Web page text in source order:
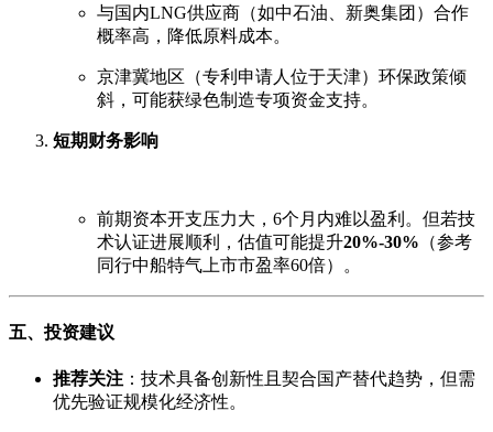
与国内LNG供应商（如中石油、新奥集团）合作
概率高，降低原料成本。
京津冀地区（专利申请人位于天津）环保政策倾
斜，可能获绿色制造专项资金支持。
短期财务影响
前期资本开支压力大，6个月内难以盈利。但若技
术认证进展顺利，估值可能提升20%-30% （参考
同行中船特气上市市盈率60倍）。
五、投资建议
推荐关注 ：技术具备创新性且契合国产替代趋势，但需
优先验证规模化经济性。